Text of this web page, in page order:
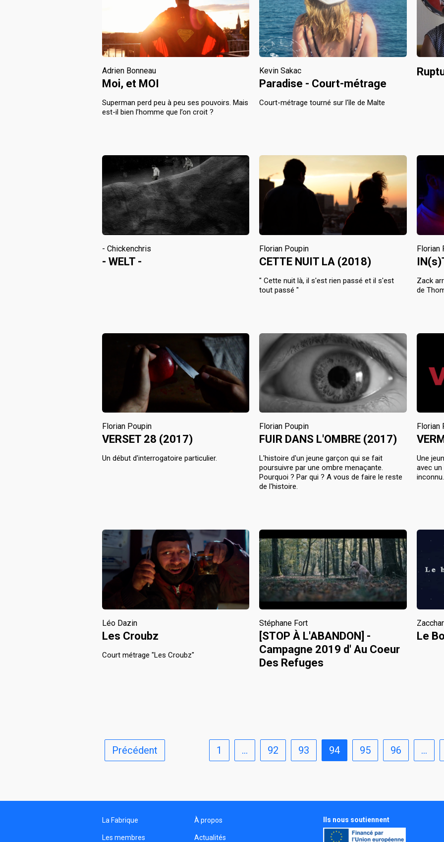
Adrien Bonneau
Moi, et MOI
Superman perd peu à peu ses pouvoirs. Mais
est-il bien l’homme que l’on croit ?
Kevin Sakac
Paradise - Court-métrage
Court-métrage tourné sur l'île de Malte
- Chickenchris
- WELT -
Florian Poupin
CETTE NUIT LA (2018)
" Cette nuit là, il s'est rien passé et il s'est
tout passé "
Florian
Zack
de
Florian Poupin
VERSET 28 (2017)
Un début d'interrogatoire particulier.
Florian Poupin
FUIR DANS L'OMBRE (2017)
L'histoire d'un jeune garçon qui se fait
poursuivre par une ombre menaçante.
Pourquoi ? Par qui ? A vous de faire le reste
de l'histoire.
Florian
Une
avec
Léo Dazin
Les Croubz
Court métrage "Les Croubz"
Stéphane Fort
[STOP À L'ABANDON] -
Campagne 2019 d' Au Coeur
Des Refuges
Le
Précédent 1 … 92 93 94 95 96 …
La Fabrique
Les membres
À propos
Actualités
Ils nous soutiennent